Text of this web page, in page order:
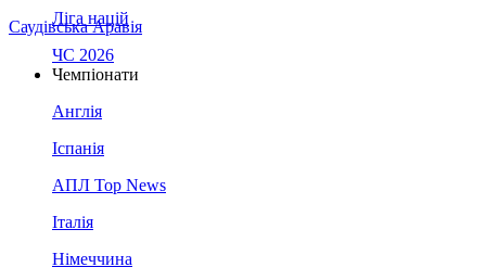
Саудівська Аравія
Ліга націй
ЧС 2026
Чемпіонати
Англія
Іспанія
АПЛ Top News
Італія
Німеччина